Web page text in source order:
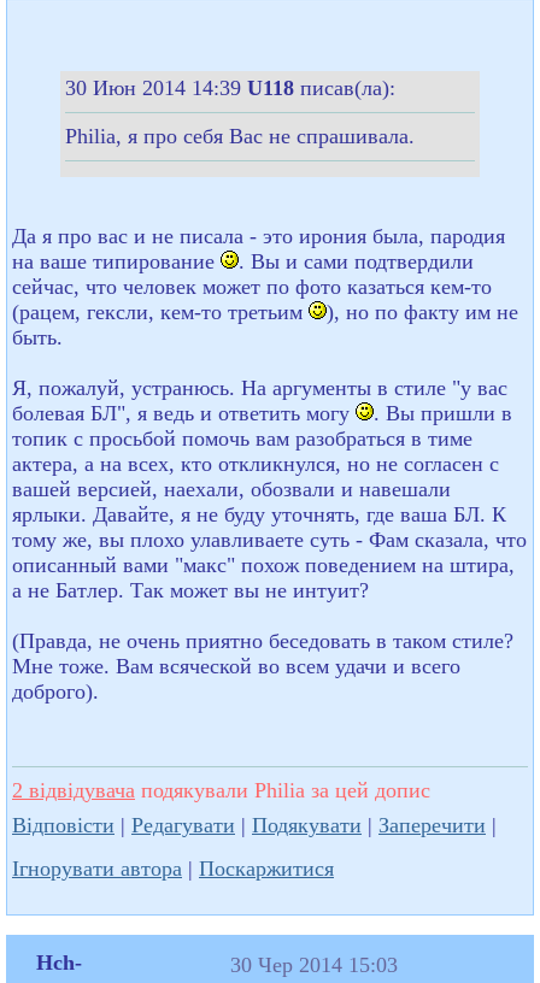
30 Июн 2014 14:39 U118 писав(ла):
Philia, я про себя Вас не спрашивала.
Да я про вас и не писала - это ирония была, пародия
на ваше типирование
. Вы и сами подтвердили
сейчас, что человек может по фото казаться кем-то
(рацем, гексли, кем-то третьим
), но по факту им не
быть.
Я, пожалуй, устранюсь. На аргументы в стиле "у вас
болевая БЛ", я ведь и ответить могу
. Вы пришли в
топик с просьбой помочь вам разобраться в тиме
актера, а на всех, кто откликнулся, но не согласен с
вашей версией, наехали, обозвали и навешали
ярлыки. Давайте, я не буду уточнять, где ваша БЛ. К
тому же, вы плохо улавливаете суть - Фам сказала, что
описанный вами "макс" похож поведением на штира,
а не Батлер. Так может вы не интуит?
(Правда, не очень приятно беседовать в таком стиле?
Мне тоже. Вам всяческой во всем удачи и всего
доброго).
2 відвідувача подякували Philia за цей допис
Відповісти | Редагувати | Подякувати | Заперечити |
Ігнорувати автора | Поскаржитися
Hch- 30 Чер 2014 15:03